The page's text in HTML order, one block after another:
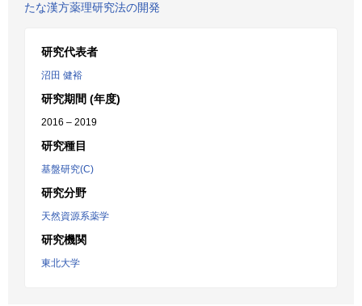
たな漢方薬理研究法の開発
研究代表者
沼田 健裕
研究期間 (年度)
2016 – 2019
研究種目
基盤研究(C)
研究分野
天然資源系薬学
研究機関
東北大学